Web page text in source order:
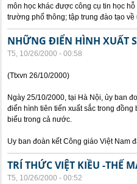
môn học khác được công cụ tin học
trường phổ thông; tập trung đào tạo
NHỮNG ĐIỂN HÌNH XUẤT
T5, 10/26/2000 - 00:58
(Ttxvn 26/10/2000)
Ngày 25/10/2000, tại Hà Nội, ủy ban
điển hình tiên tiến xuất sắc trong
biểu trong cả nước.
Uy ban đoàn kết Công giáo Việt Nam
TRÍ THỨC VIỆT KIỀU -THẾ
T5, 10/26/2000 - 00:52